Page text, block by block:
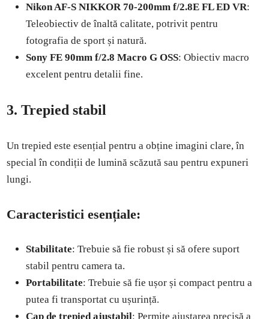
Nikon AF-S NIKKOR 70-200mm f/2.8E FL ED VR:
Teleobiectiv de înaltă calitate, potrivit pentru
fotografia de sport și natură.
Sony FE 90mm f/2.8 Macro G OSS: Obiectiv macro
excelent pentru detalii fine.
3. Trepied stabil
Un trepied este esențial pentru a obține imagini clare, în
special în condiții de lumină scăzută sau pentru expuneri
lungi.
Caracteristici esențiale:
Stabilitate: Trebuie să fie robust și să ofere suport
stabil pentru camera ta.
Portabilitate: Trebuie să fie ușor și compact pentru a
putea fi transportat cu ușurință.
Cap de trepied ajustabil: Permite ajustarea precisă a